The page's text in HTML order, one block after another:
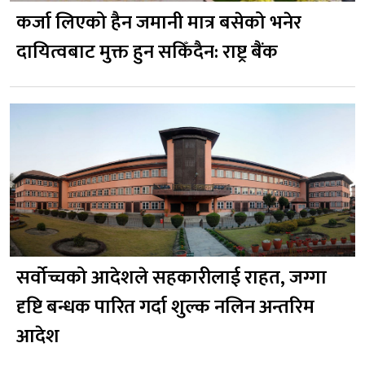
कर्जा लिएको हैन जमानी मात्र बसेको भनेर
दायित्वबाट मुक्त हुन सकिँदैन: राष्ट्र बैंक
सर्वोच्चको आदेशले सहकारीलाई राहत, जग्गा
दृष्टि बन्धक पारित गर्दा शुल्क नलिन अन्तरिम
आदेश